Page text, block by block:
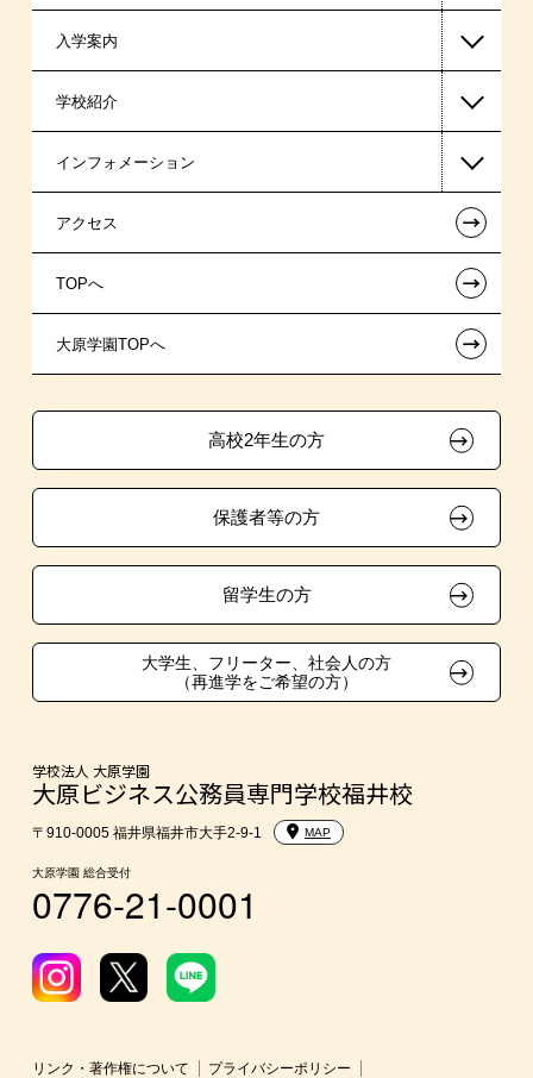
公認会計士・税理士系
ビジネス系
東京経営大学 学士取得コース
高等教育の修学支援新制度
日本学生支援機構の奨学金
日本政策金融公庫（国の教育ローン）
提携教育ローン
専門実践教育訓練給付金制度
試験による特待生制度
クラブ特待生制度
入学案内
一般入学
AO入学制度
特別推薦入学
推薦入学
ボランティア・クラブ・
生徒会活動推薦入学
入学前のお勧め学習システム
東京経営大学への3年次編入学
大学・短大・公務員併願制度
親族紹介制度
学校紹介
在校生からあなたへ
夢を叶えた先輩たち
施設・研修所
学生寮・マンションのご案内
大原学園グループ案内
インフォメーション
お知らせ・新着情報
在校生へのお知らせ
各種証明書の発行ご希望の方
採用ご担当の方
アクセス ←
TOPへ ←
大原学園TOPへ ←
高校2年生の方
保護者等の方
留学生の方
大学生、フリーター、社会人の方
（再進学をご希望の方）
学校法人 大原学園
大原ビジネス公務員専門学校福井校
〒910-0005 福井県福井市大手2-9-1 MAP
大原学園 総合受付
0776-21-0001
リンク・著作権について プライバシーポリシー